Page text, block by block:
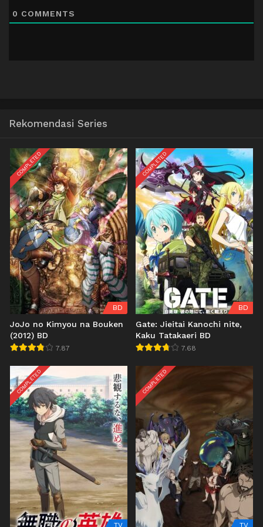
0 COMMENTS
Rekomendasi Series
COMPLETED
BD
JoJo no Kimyou na Bouken
(2012) BD
7.87
COMPLETED
BD
Gate: Jieitai Kanochi nite,
Kaku Tatakaeri BD
7.68
COMPLETED
TV
COMPLETED
TV